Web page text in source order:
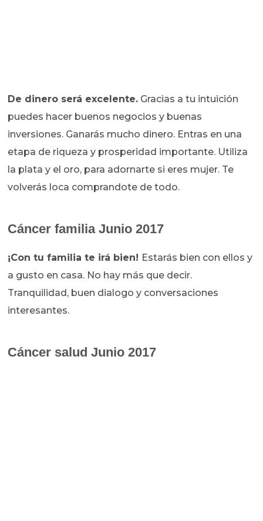
De dinero será excelente. Gracias a tu intuición
puedes hacer buenos negocios y buenas
inversiones. Ganarás mucho dinero. Entras en una
etapa de riqueza y prosperidad importante. Utiliza
la plata y el oro, para adornarte si eres mujer. Te
volverás loca comprandote de todo.
Cáncer familia Junio 2017
¡Con tu familia te irá bien! Estarás bien con ellos y
a gusto en casa. No hay más que decir.
Tranquilidad, buen dialogo y conversaciones
interesantes.
Cáncer salud Junio 2017